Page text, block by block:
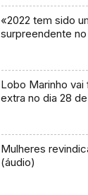
«2022 tem sido
surpreendente
Lobo Marinho vai
extra no dia 28
Mulheres
(áudio)